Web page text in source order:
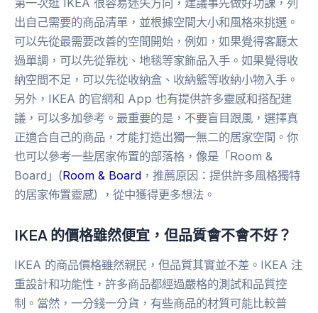
第一次逛 IKEA 很容易迷失方向，建議事先做好功課，列
出自己需要的商品清單，並根據空間大小和風格來挑選。
可以先從最需要改善的空間開始，例如，如果覺得客廳太
過單調，可以先從靠枕、地毯等家飾品入手。如果覺得收
納空間不足，可以先從收納盒、收納籃等收納小物入手。
另外，IKEA 的官網和 App 也有提供許多靈感和搭配建
議，可以多加參考。最重要的是，不要盲目跟風，選擇真
正適合自己的商品，才能打造出獨一無二的居家空間。你
也可以參考一些居家佈置的部落格，像是「Room &
Board」(Room & Board ，推薦原因：提供許多風格獨特
的居家佈置靈感) ，從中獲得更多想法。
IKEA 的價格雖然便宜，但品質會不會不好？
IKEA 的商品價格雖然親民，但品質其實並不差。IKEA 注
重設計和功能性，許多商品都經過嚴格的測試和品質控
制。當然，一分錢一分貨，有些商品的材質可能比較普